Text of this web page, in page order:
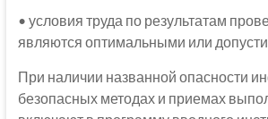
• условия труда по результатам
являются оптимальными или
При наличии названной опасности
безопасных методах и приемах